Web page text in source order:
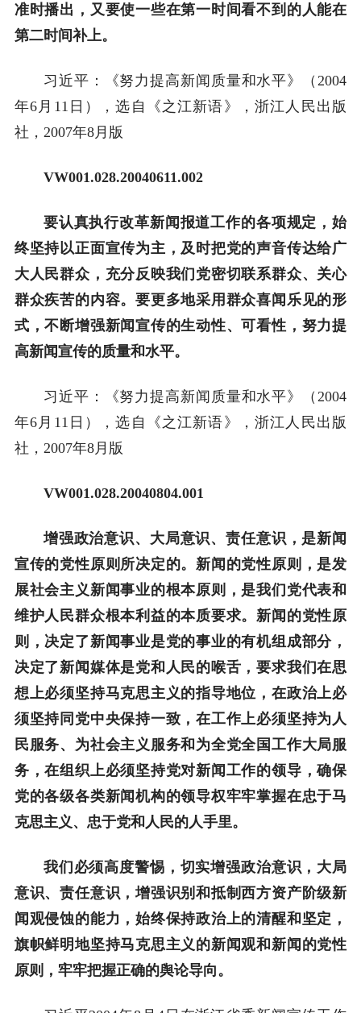
准时播出，又要使一些在第一时间看不到的人能在
第二时间补上。
习近平：《努力提高新闻质量和水平》（2004
年6月11日），选自《之江新语》，浙江人民出版
社，2007年8月版
VW001.028.20040611.002
要认真执行改革新闻报道工作的各项规定，始
终坚持以正面宣传为主，及时把党的声音传达给广
大人民群众，充分反映我们党密切联系群众、关心
群众疾苦的内容。要更多地采用群众喜闻乐见的形
式，不断增强新闻宣传的生动性、可看性，努力提
高新闻宣传的质量和水平。
习近平：《努力提高新闻质量和水平》（2004
年6月11日），选自《之江新语》，浙江人民出版
社，2007年8月版
VW001.028.20040804.001
增强政治意识、大局意识、责任意识，是新闻
宣传的党性原则所决定的。新闻的党性原则，是发
展社会主义新闻事业的根本原则，是我们党代表和
维护人民群众根本利益的本质要求。新闻的党性原
则，决定了新闻事业是党的事业的有机组成部分，
决定了新闻媒体是党和人民的喉舌，要求我们在思
想上必须坚持马克思主义的指导地位，在政治上必
须坚持同党中央保持一致，在工作上必须坚持为人
民服务、为社会主义服务和为全党全国工作大局服
务，在组织上必须坚持党对新闻工作的领导，确保
党的各级各类新闻机构的领导权牢牢掌握在忠于马
克思主义、忠于党和人民的人手里。
我们必须高度警惕，切实增强政治意识，大局
意识、责任意识，增强识别和抵制西方资产阶级新
闻观侵蚀的能力，始终保持政治上的清醒和坚定，
旗帜鲜明地坚持马克思主义的新闻观和新闻的党性
原则，牢牢把握正确的舆论导向。